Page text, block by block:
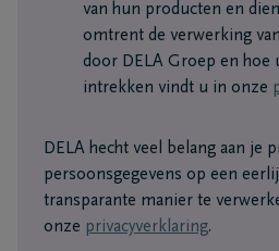
van hun producten en
omtrent de verwerking
door DELA Groep en hoe
intrekken vindt u in onze
DELA hecht veel belang aan je
persoonsgegevens op een
transparante manier te
onze privacyverklaring.